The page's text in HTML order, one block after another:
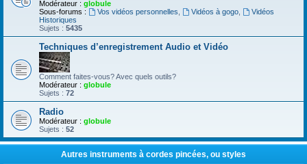
Modérateur : globule
Sous-forums :
Vos vidéos personnelles Vidéos à gogo,
Vidéos
Historiques
Sujets : 5435
Techniques d’enregistrement Audio et Vidéo
Comment faites-vous? Avec quels outils?
Modérateur : globule
Sujets : 72
Radio
Modérateur : globule
Sujets : 52
Autres instruments à cordes pincées, ou styles